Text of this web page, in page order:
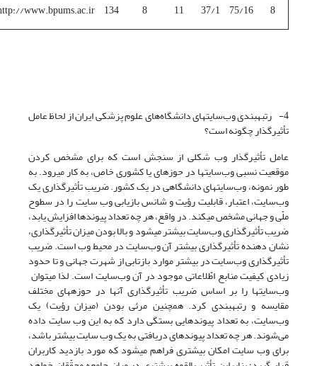
8
75/16
37/1
11
8
134
www.bpums.ac.ir/
4- رتبه­بندی وب‌سایتهای دانشگاه‌های علوم پزشکی ایران از لحاظ عامل
تأثیرگذار چگونه است؟
عامل تأثیرگذار وب شکلی از سنجش است که برای مشخص کردن
موقعیت نسبی وب‌سایتها در حوزه­ای یا کشوری خاص، به کار می­رود. به
طور نمونه، وب‌سایتهای دانشگاهی در یک کشور. ضریب تأثیرگذاری یک
وب‌سایت، اعتبار، قابلیت رؤیت و شانس بازیابی وب سایت را در سطوح
ملّی و جهانی مشخص می­کند. در واقع، هر چه تعداد پیوندها افزایش یابد،
ضریب تأثیرگذاری وب‌سایت بیشتر می­شود و بالا بودن میزان تأثیرگذاری،
نشان دهنده تأثیرگذاری بیشتر آن وب‌سایت در محیط وب است. ضریب
تأثیرگذاری وب‌سایت در بیشتر موارد بازتابی از شهرت جهانی و تا حدود
زیادی کیفیت منابع اطّلاعاتی موجود در آن وب‌سایت است. لذا می­توان
وب‌‌سایتها را بر اساس ضریب تأثیرگذاری آنها در حوزه­های مختلف
مقایسه و رتبه­بندی کرد. همچنین مرئی بودن (میزان رؤیت) یک
وب‌سایت، به تعداد پیوندهایی بستگی دارد که به این وب سایت داده
می‌شوند. هر چه تعداد پیوندهای دریافتی به یک وب سایت بیشتر باشد،
برای وب سایت امکان بیشتری فراهم می­شود که مورد بازدید کاربران